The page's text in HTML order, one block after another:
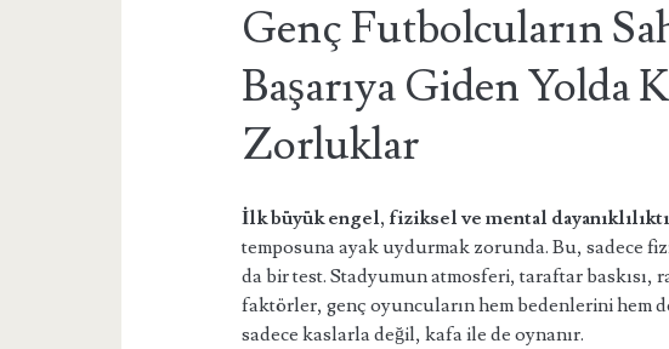
Genç Futbolcuların
Başarıya Giden Yolda
Zorluklar
İlk büyük engel, fiziksel ve mental
temposuna ayak uydurmak zorunda. Bu, sadece
da bir test. Stadyumun atmosferi, taraftar baskısı,
faktörler, genç oyuncuların hem bedenlerini hem
sadece kaslarla değil, kafa ile de oynanır.